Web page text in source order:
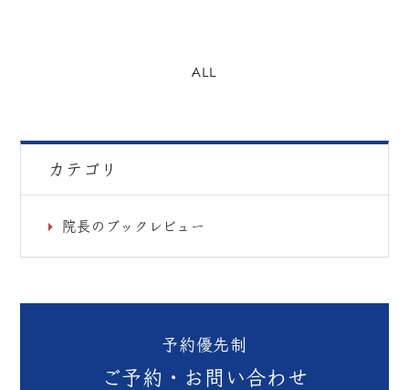
ALL
カテゴリ
院長のブックレビュー
予約優先制
ご予約・お問い合わせ